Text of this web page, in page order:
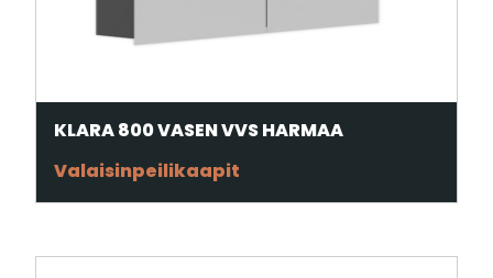
KLARA 800 VASEN VVS HARMAA
Valaisinpeilikaapit